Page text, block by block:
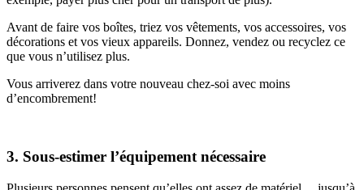
Avant de faire vos boîtes, triez vos vêtements, vos accessoires, vos
décorations et vos vieux appareils. Donnez, vendez ou recyclez ce
que vous n’utilisez plus.
Vous arriverez dans votre nouveau chez-soi avec moins
d’encombrement!
3. Sous-estimer l’équipement nécessaire